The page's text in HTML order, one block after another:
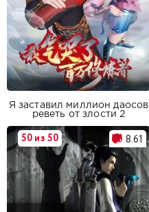
Я заставил миллион даосов
реветь от злости 2
50 из 50 8.61